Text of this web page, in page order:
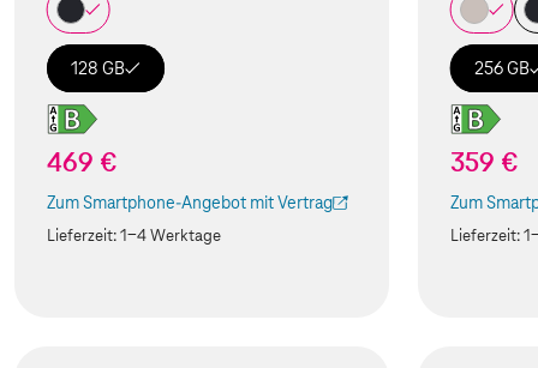
128 GB
469 €
Zum Smartphone-Angebot mit Vertrag
(Der Link wird in einem neuen Tab geöffnet)
Lieferzeit:1-4 Werktage
256 GB
359 €
Zum
(Der Link
Lieferzeit: